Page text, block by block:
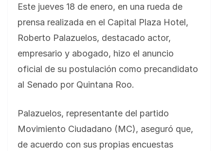
Este jueves 18 de enero, en una rueda de
prensa realizada en el Capital Plaza Hotel,
Roberto Palazuelos, destacado actor,
empresario y abogado, hizo el anuncio
oficial de su postulación como precandidato
al Senado por Quintana Roo.
Palazuelos, representante del partido
Movimiento Ciudadano (MC), aseguró que,
de acuerdo con sus propias encuestas